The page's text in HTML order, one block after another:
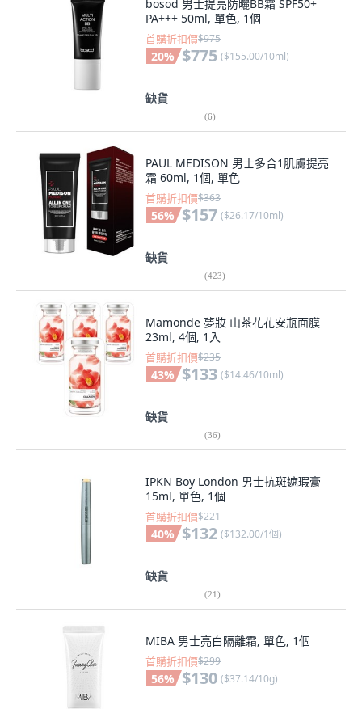
bosod 男士提亮防曬BB霜 SPF50+
PA+++ 50ml, 單色, 1個
首購折扣價$975
20% $775 ($155.00/10ml)
缺貨
(6)
PAUL MEDISON 男士多合1肌膚提亮
霜 60ml, 1個, 單色
首購折扣價$363
56% $157 ($26.17/10ml)
缺貨
(423)
Mamonde 夢妝 山茶花花安瓶面膜
23ml, 4個, 1入
首購折扣價$235
43% $133 ($14.46/10ml)
缺貨
(36)
IPKN Boy London 男士抗斑遮瑕膏
15ml, 單色, 1個
首購折扣價$221
40% $132 ($132.00/1個)
缺貨
(21)
MIBA 男士亮白隔離霜, 單色, 1個
首購折扣價$299
56% $130 ($37.14/10g)